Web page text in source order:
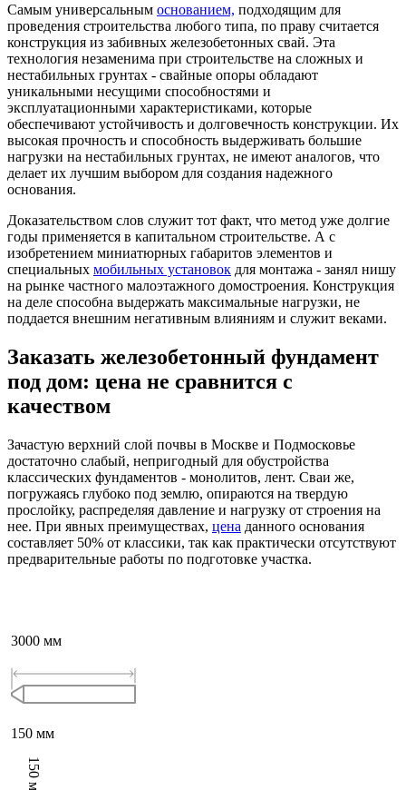
Самым универсальным основанием, подходящим для
проведения строительства любого типа, по праву считается
конструкция из забивных железобетонных свай. Эта
технология незаменима при строительстве на сложных и
нестабильных грунтах - свайные опоры обладают
уникальными несущими способностями и
эксплуатационными характеристиками, которые
обеспечивают устойчивость и долговечность конструкции. Их
высокая прочность и способность выдерживать большие
нагрузки на нестабильных грунтах, не имеют аналогов, что
делает их лучшим выбором для создания надежного
основания.
Доказательством слов служит тот факт, что метод уже долгие
годы применяется в капитальном строительстве. А с
изобретением миниатюрных габаритов элементов и
специальных мобильных установок для монтажа - занял нишу
на рынке частного малоэтажного домостроения. Конструкция
на деле способна выдержать максимальные нагрузки, не
поддается внешним негативным влияниям и служит веками.
Заказать железобетонный фундамент
под дом: цена не сравнится с
качеством
Зачастую верхний слой почвы в Москве и Подмосковье
достаточно слабый, непригодный для обустройства
классических фундаментов - монолитов, лент. Сваи же,
погружаясь глубоко под землю, опираются на твердую
прослойку, распределяя давление и нагрузку от строения на
нее. При явных преимуществах, цена данного основания
составляет 50% от классики, так как практически отсутствуют
предварительные работы по подготовке участка.
3000 мм
150 мм
150